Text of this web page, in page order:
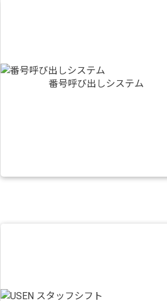
番号呼び出しシステム